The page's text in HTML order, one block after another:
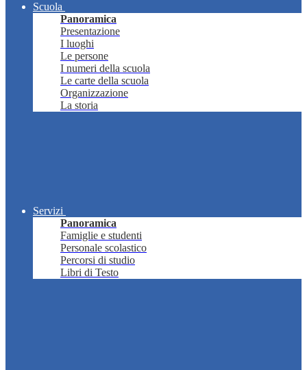
Scuola
Panoramica
Presentazione
I luoghi
Le persone
I numeri della scuola
Le carte della scuola
Organizzazione
La storia
Servizi
Panoramica
Famiglie e studenti
Personale scolastico
Percorsi di studio
Libri di Testo